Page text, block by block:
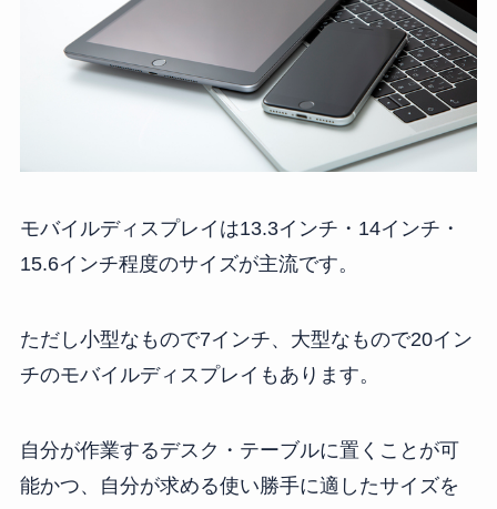
モバイルディスプレイは13.3インチ・14インチ・
15.6インチ程度のサイズが主流です。
ただし小型なもので7インチ、大型なもので20イン
チのモバイルディスプレイもあります。
自分が作業するデスク・テーブルに置くことが可
能かつ、自分が求める使い勝手に適したサイズを